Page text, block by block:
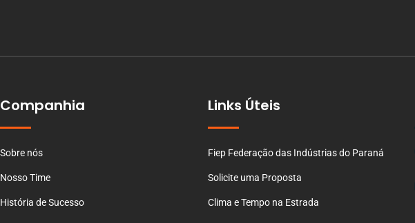
Companhia
Sobre nós
Nosso Time
História de Sucesso
Links Úteis
Fiep Federação das Indústrias do Paraná
Solicite uma Proposta
Clima e Tempo na Estrada